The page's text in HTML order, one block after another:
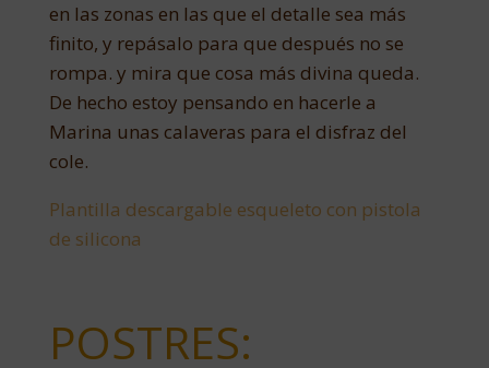
en las zonas en las que el detalle sea más
finito, y repásalo para que después no se
rompa. y mira que cosa más divina queda.
De hecho estoy pensando en hacerle a
Marina unas calaveras para el disfraz del
cole.
Plantilla descargable esqueleto con pistola
de silicona
POSTRES: